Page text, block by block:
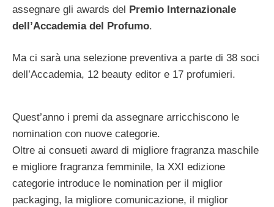
assegnare gli awards del Premio Internazionale
dell’Accademia del Profumo.
Ma ci sarà una selezione preventiva a parte di 38 soci
dell’Accademia, 12 beauty editor e 17 profumieri.
Quest’anno i premi da assegnare arricchiscono le
nomination con nuove categorie.
Oltre ai consueti award di migliore fragranza maschile
e migliore fragranza femminile, la XXI edizione
categorie introduce le nomination per il miglior
packaging, la migliore comunicazione, il miglior